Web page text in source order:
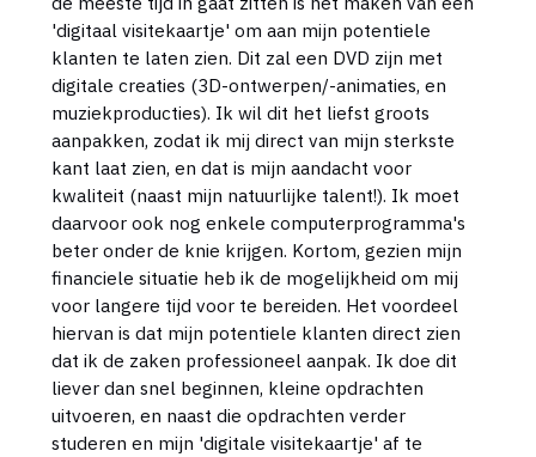
'digitaal visitekaartje' om aan mijn potentiele
klanten te laten zien. Dit zal een DVD zijn met
digitale creaties (3D-ontwerpen/-animaties, en
muziekproducties). Ik wil dit het liefst groots
aanpakken, zodat ik mij direct van mijn sterkste
kant laat zien, en dat is mijn aandacht voor
kwaliteit (naast mijn natuurlijke talent!). Ik moet
daarvoor ook nog enkele computerprogramma's
beter onder de knie krijgen. Kortom, gezien mijn
financiele situatie heb ik de mogelijkheid om mij
voor langere tijd voor te bereiden. Het voordeel
hiervan is dat mijn potentiele klanten direct zien
dat ik de zaken professioneel aanpak. Ik doe dit
liever dan snel beginnen, kleine opdrachten
uitvoeren, en naast die opdrachten verder
studeren en mijn 'digitale visitekaartje' af te